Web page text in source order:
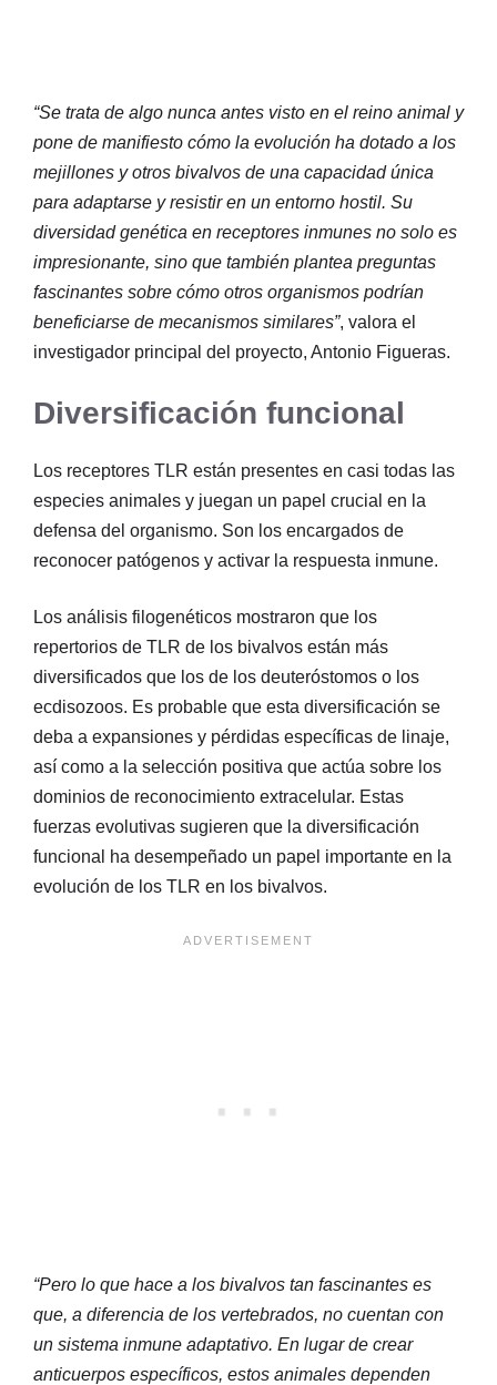
“Se trata de algo nunca antes visto en el reino animal y
pone de manifiesto cómo la evolución ha dotado a los
mejillones y otros bivalvos de una capacidad única
para adaptarse y resistir en un entorno hostil. Su
diversidad genética en receptores inmunes no solo es
impresionante, sino que también plantea preguntas
fascinantes sobre cómo otros organismos podrían
beneficiarse de mecanismos similares”, valora el
investigador principal del proyecto, Antonio Figueras.
Diversificación funcional
Los receptores TLR están presentes en casi todas las
especies animales y juegan un papel crucial en la
defensa del organismo. Son los encargados de
reconocer patógenos y activar la respuesta inmune.
Los análisis filogenéticos mostraron que los
repertorios de TLR de los bivalvos están más
diversificados que los de los deuteróstomos o los
ecdisozoos. Es probable que esta diversificación se
deba a expansiones y pérdidas específicas de linaje,
así como a la selección positiva que actúa sobre los
dominios de reconocimiento extracelular. Estas
fuerzas evolutivas sugieren que la diversificación
funcional ha desempeñado un papel importante en la
evolución de los TLR en los bivalvos.
“Pero lo que hace a los bivalvos tan fascinantes es
que, a diferencia de los vertebrados, no cuentan con
un sistema inmune adaptativo. En lugar de crear
anticuerpos específicos, estos animales dependen